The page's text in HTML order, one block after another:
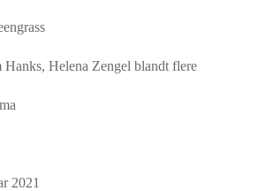
Hanks, Helena Zengel blandt flere
2021